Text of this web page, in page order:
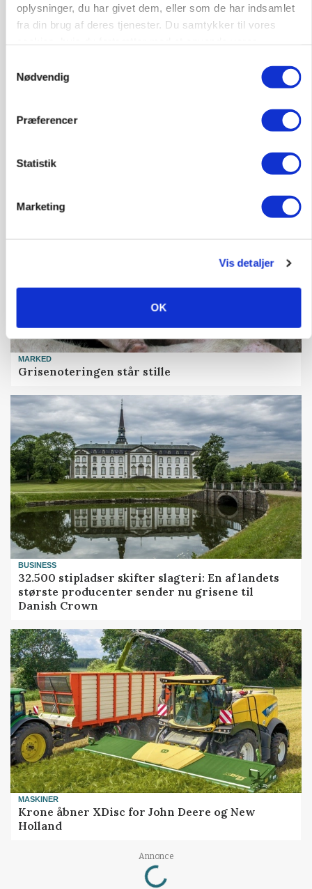
oplysninger, du har givet dem, eller som de har indsamlet
fra din brug af deres tjenester. Du samtykker til vores
Nødvendig
Præferencer
Statistik
Marketing
Vis detaljer
OK
MASKINER
Markvandring sætter fokus på elefantgræs
MARKED
Grisenoteringen står stille
BUSINESS
32.500 stipladser skifter slagteri: En af landets
største producenter sender nu grisene til
Danish Crown
MASKINER
Krone åbner XDisc for John Deere og New
Holland
Annonce
Loading...